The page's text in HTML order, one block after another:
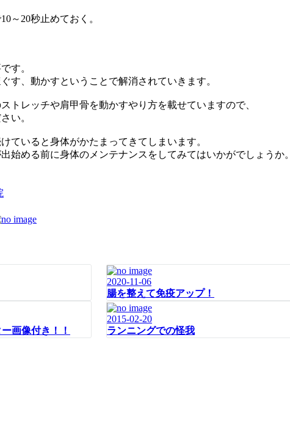
～20秒止めておく。
す。
す、動かすということで解消されていきます。
トレッチや肩甲骨を動かすやり方を載せていますので、
い。
ていると身体がかたまってきてしまいます。
始める前に身体のメンテナンスをしてみてはいかがでしょうか。
2020-11-06
腸を整えて免疫アップ！
画像付き！！
2015-02-20
ランニングでの怪我